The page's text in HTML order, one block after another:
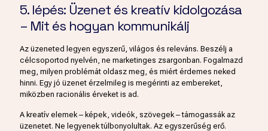
5. lépés: Üzenet és kreatív kidolgozása
– Mit és hogyan kommunikálj
Az üzeneted legyen egyszerű, világos és releváns. Beszélj a
célcsoportod nyelvén, ne marketinges zsargonban. Fogalmazd
meg, milyen problémát oldasz meg, és miért érdemes neked
hinni. Egy jó üzenet érzelmileg is megérinti az embereket,
miközben racionális érveket is ad.
A kreatív elemek – képek, videók, szövegek – támogassák az
üzenetet. Ne legyenek túlbonyolultak. Az egyszerűség erő.